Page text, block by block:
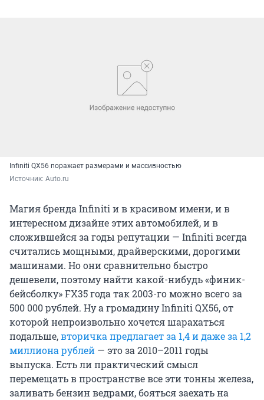
Infiniti QX56 поражает размерами и массивностью
Источник: Auto.ru
Магия бренда Infiniti и в красивом имени, и в
интересном дизайне этих автомобилей, и в
сложившейся за годы репутации — Infiniti всегда
считались мощными, драйверскими, дорогими
машинами. Но они сравнительно быстро
дешевели, поэтому найти какой-нибудь «финик-
бейсболку» FX35 года так 2003-го можно всего за
500 000 рублей. Ну а громадину Infiniti QX56, от
которой непроизвольно хочется шарахаться
подальше,вторичка предлагает за 1,4 и даже за 1,2
миллиона рублей — это за 2010–2011 годы
выпуска. Есть ли практический смысл
перемещать в пространстве все эти тонны железа,
заливать бензин ведрами, бояться заехать на